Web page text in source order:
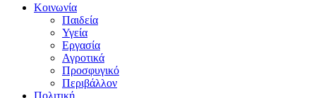
Κοινωνία
Παιδεία
Υγεία
Εργασία
Αγροτικά
Προσφυγικό
Περιβάλλον
Πολιτική